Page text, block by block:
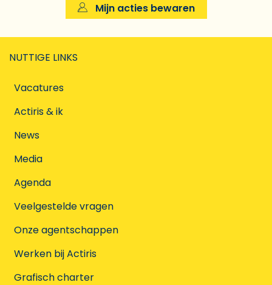
Mijn acties bewaren
NUTTIGE LINKS
Vacatures
Actiris & ik
News
Media
Agenda
Veelgestelde vragen
Onze agentschappen
Werken bij Actiris
Grafisch charter